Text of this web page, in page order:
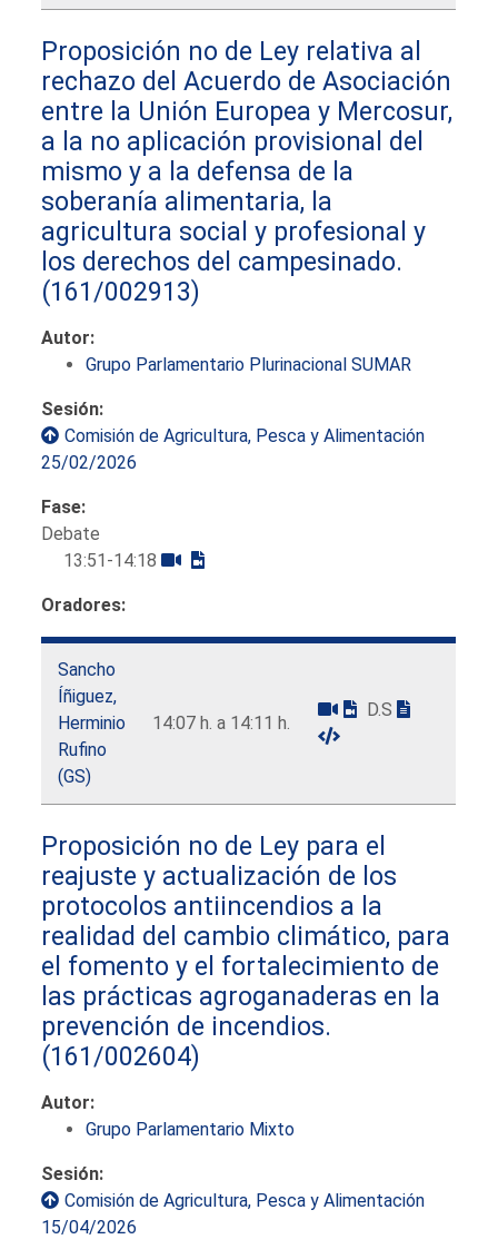
Proposición no de Ley relativa al
rechazo del Acuerdo de Asociación
entre la Unión Europea y Mercosur,
a la no aplicación provisional del
mismo y a la defensa de la
soberanía alimentaria, la
agricultura social y profesional y
los derechos del campesinado.
(161/002913)
Autor:
Grupo Parlamentario Plurinacional SUMAR
Sesión:
Comisión de Agricultura, Pesca y Alimentación
25/02/2026
Fase:
Debate
13:51-14:18
Oradores:
Sancho
Íñiguez,
Herminio
Rufino
(GS)
14:07 h. a 14:11 h.
D.S
Proposición no de Ley para el
reajuste y actualización de los
protocolos antiincendios a la
realidad del cambio climático, para
el fomento y el fortalecimiento de
las prácticas agroganaderas en la
prevención de incendios.
(161/002604)
Autor:
Grupo Parlamentario Mixto
Sesión:
Comisión de Agricultura, Pesca y Alimentación
15/04/2026